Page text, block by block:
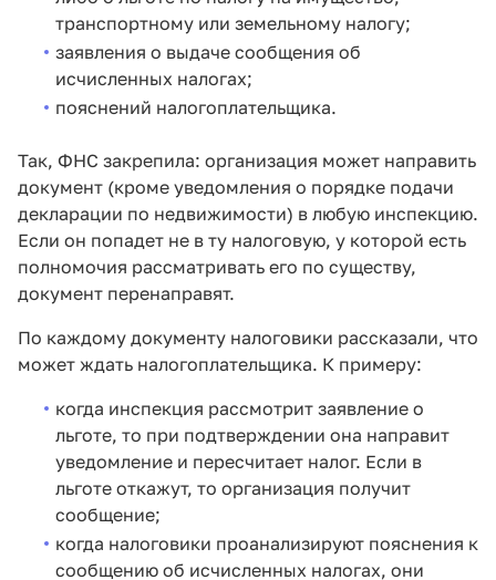
транспортному или земельному налогу;
заявления о выдаче сообщения об
исчисленных налогах;
пояснений налогоплательщика.
Так, ФНС закрепила: организация может направить
документ (кроме уведомления о порядке подачи
декларации по недвижимости) в любую инспекцию.
Если он попадет не в ту налоговую, у которой есть
полномочия рассматривать его по существу,
документ перенаправят.
По каждому документу налоговики рассказали, что
может ждать налогоплательщика. К примеру:
когда инспекция рассмотрит заявление о
льготе, то при подтверждении она направит
уведомление и пересчитает налог. Если в
льготе откажут, то организация получит
сообщение;
когда налоговики проанализируют пояснения к
сообщению об исчисленных налогах, они